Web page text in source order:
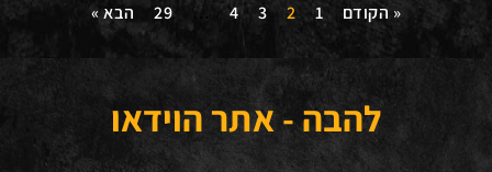
« הקודם 1
2
3
4
…
29 הבא »
להבה - אתר הוידאו